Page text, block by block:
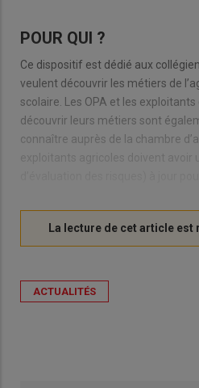
POUR QUI ?
Ce dispositif est dédié aux
veulent découvrir les métiers de
scolaire. Les OPA et les
découvrir leurs métiers sont
connaître auprès de la chambre
exploitants agricoles doivent avoir
ACTUALITÉS